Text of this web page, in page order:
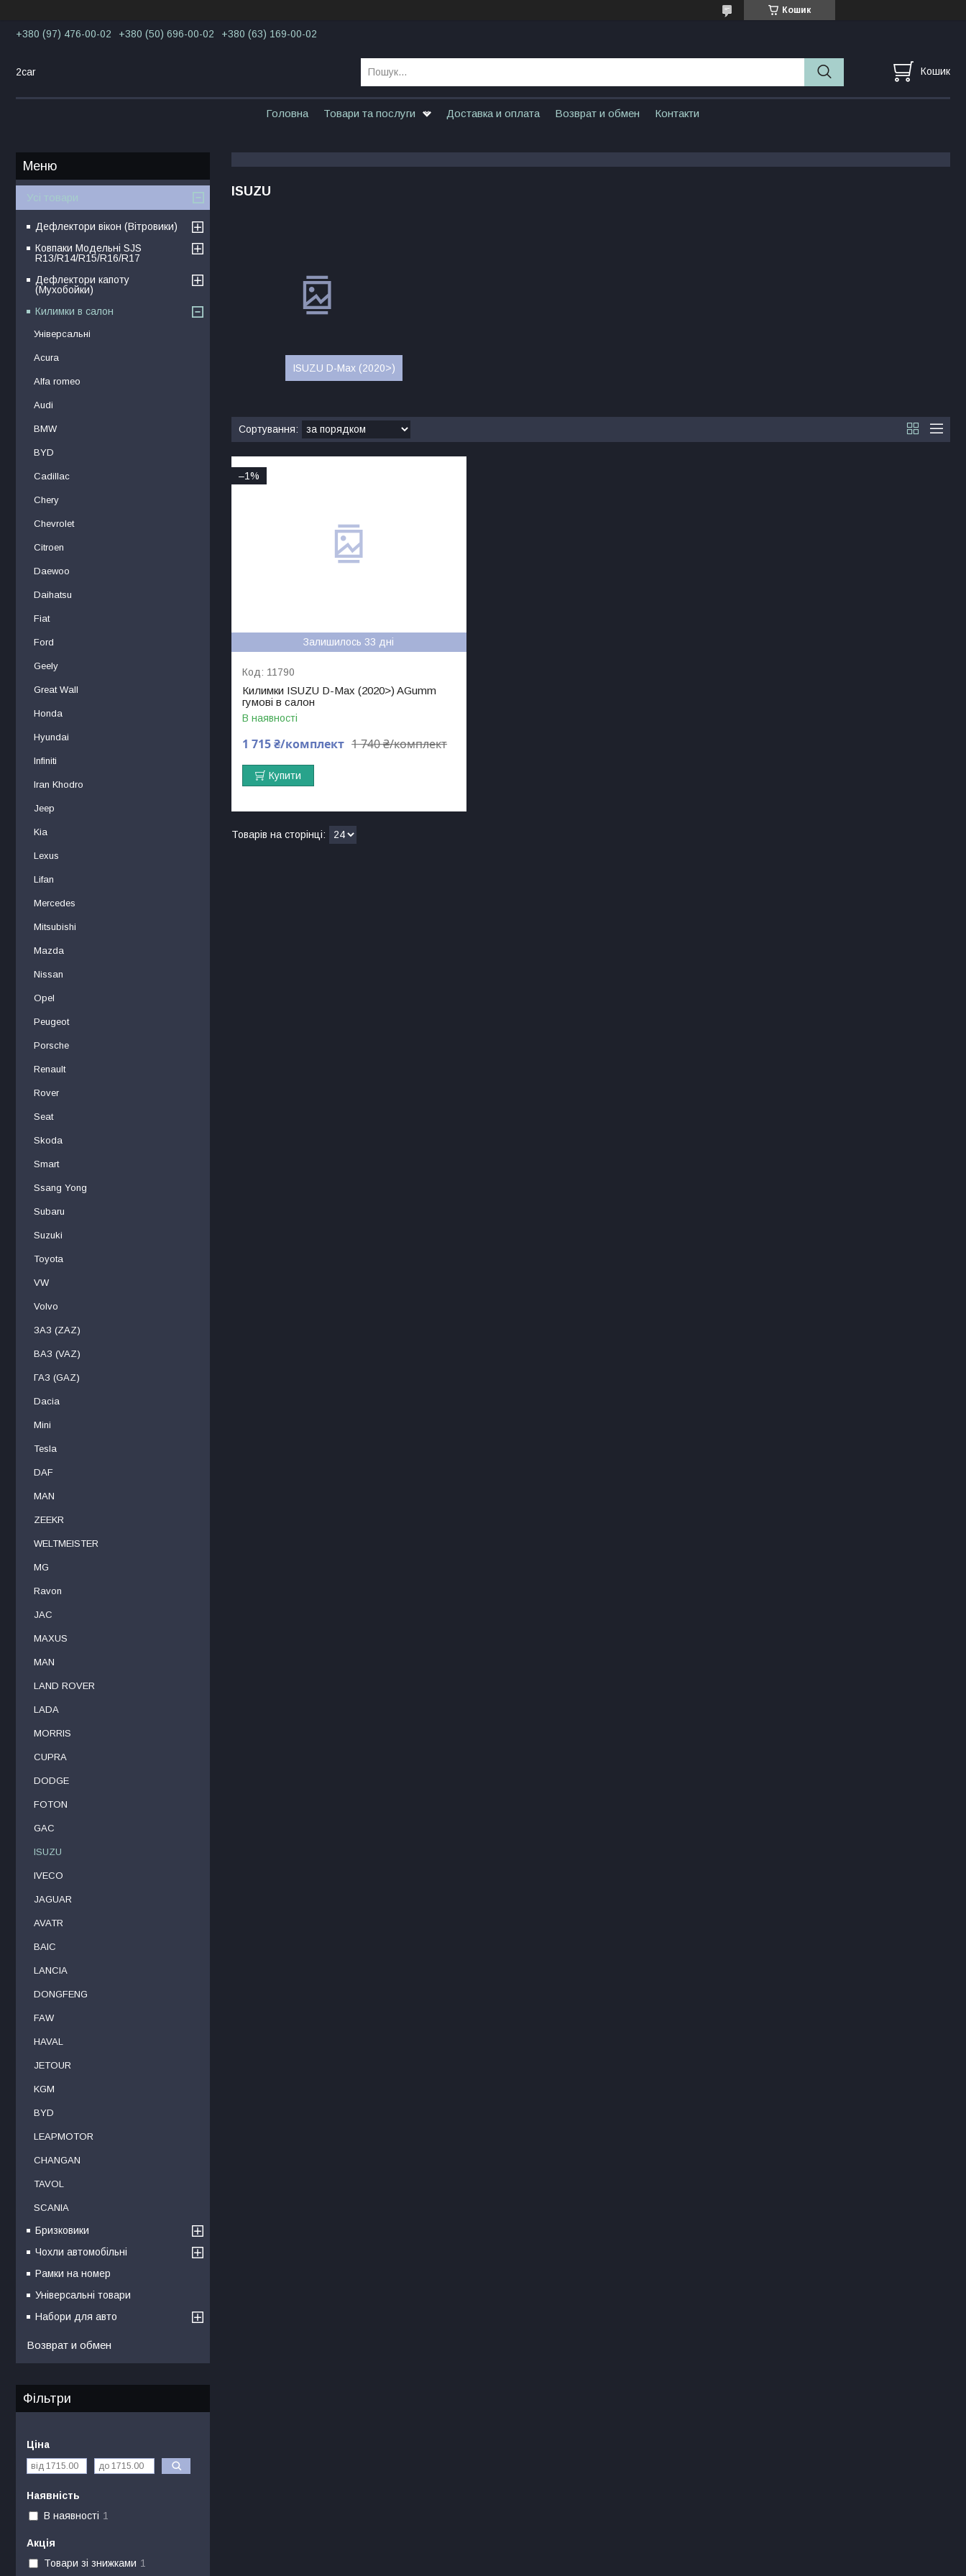
Кошик
+380 (97) 476-00-02 +380 (50) 696-00-02 +380 (63) 169-00-02
2car Кошик
Головна Товари та послуги Доставка и оплата Возврат и обмен Контакти
ISUZU
ISUZU D-Max (2020>)
–1%
Залишилось 33 дні
11790
Килимки ISUZU D-Max (2020>) AGumm
гумові в салон
В наявності
1 740 ₴/комплект
1 715 ₴/комплект
Купити
Усі товари
Дефлектори вікон (Вітровики)
Ковпаки Модельні SJS
R13/R14/R15/R16/R17
Дефлектори капоту
(Мухобойки)
Килимки в салон
Універсальні
Acura
Alfa romeo
Audi
BMW
BYD
Cadillac
Chery
Chevrolet
Citroen
Daewoo
Daihatsu
Fiat
Ford
Geely
Great Wall
Honda
Hyundai
Infiniti
Iran Khodro
Jeep
Kia
Lexus
Lifan
Mercedes
Mitsubishi
Mаzdа
Nissan
Opel
Peugeot
Porsche
Renault
Rover
Seat
Skoda
Smart
Ssang Yong
Subaru
Suzuki
Toyota
VW
Volvo
ЗАЗ (ZAZ)
ВАЗ (VAZ)
ГАЗ (GAZ)
Dacia
Mini
Tesla
DAF
МAN
ZEEKR
WELTMEISTER
MG
Ravon
JAC
MAXUS
MAN
LAND ROVER
LADA
MORRIS
CUPRA
DODGE
FOTON
GAC
ISUZU
IVECO
JAGUAR
AVATR
BAIC
LANCIA
DONGFENG
FAW
HAVAL
JETOUR
KGM
BYD
LEAPMOTOR
CHANGAN
TAVOL
SCANIA
Бризковики
Чохли автомобільні
Рамки на номер
Універсальні товари
Набори для авто
Возврат и обмен
Фільтри
Ціна
Наявність
В наявності 1
Акція
Товари зі знижками 1